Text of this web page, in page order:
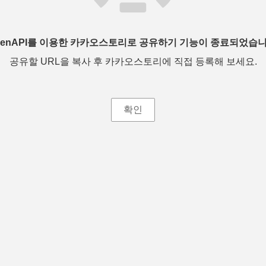
를 이용한 카카오스토리로 공유하기 기능이 종료되었습
공유할 URL을 복사 후 카카오스토리에 직접 등록해 보세요.
확인